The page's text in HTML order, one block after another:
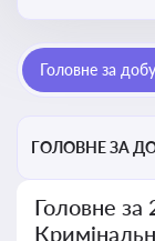
Головне за
ГОЛОВНЕ ЗА
Головне за